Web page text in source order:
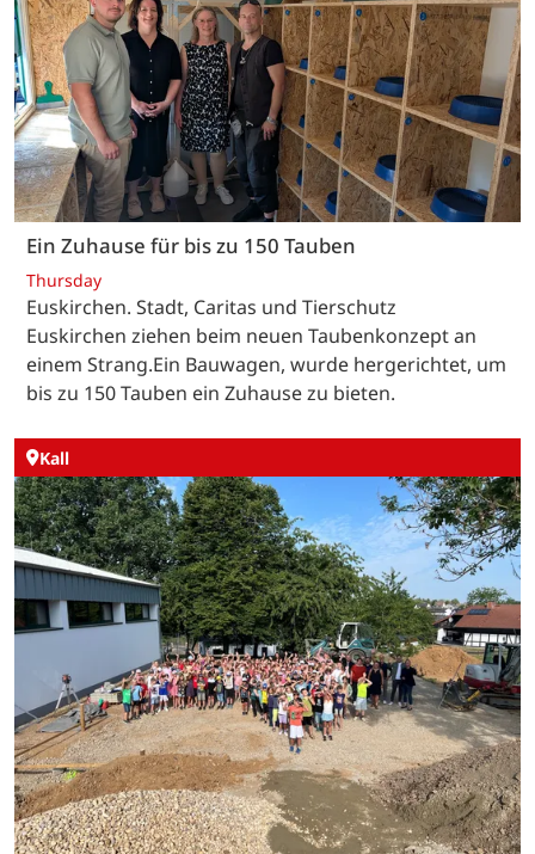
Ein Zuhause für bis zu 150 Tauben
Thursday
Euskirchen. Stadt, Caritas und Tierschutz
Euskirchen ziehen beim neuen Taubenkonzept an
einem Strang.Ein Bauwagen, wurde hergerichtet, um
bis zu 150 Tauben ein Zuhause zu bieten.
Kall